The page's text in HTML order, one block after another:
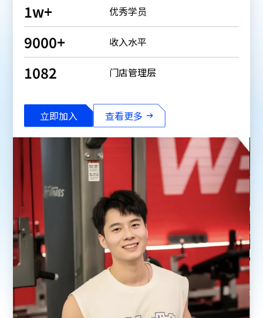
1w+ 优秀学员
6777+ 收入水平
815 门店管理层
立即加入 查看更多